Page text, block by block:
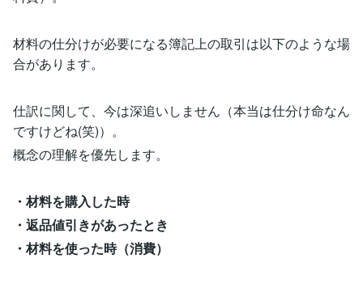
材料の仕分けが必要になる簿記上の取引は以下のような場
合があります。
仕訳に関して、今は深追いしません（本当は仕分け命なん
ですけどね(笑)）。
概念の理解を優先します。
・材料を購入した時
・返品値引きがあったとき
・材料を使った時（消費）